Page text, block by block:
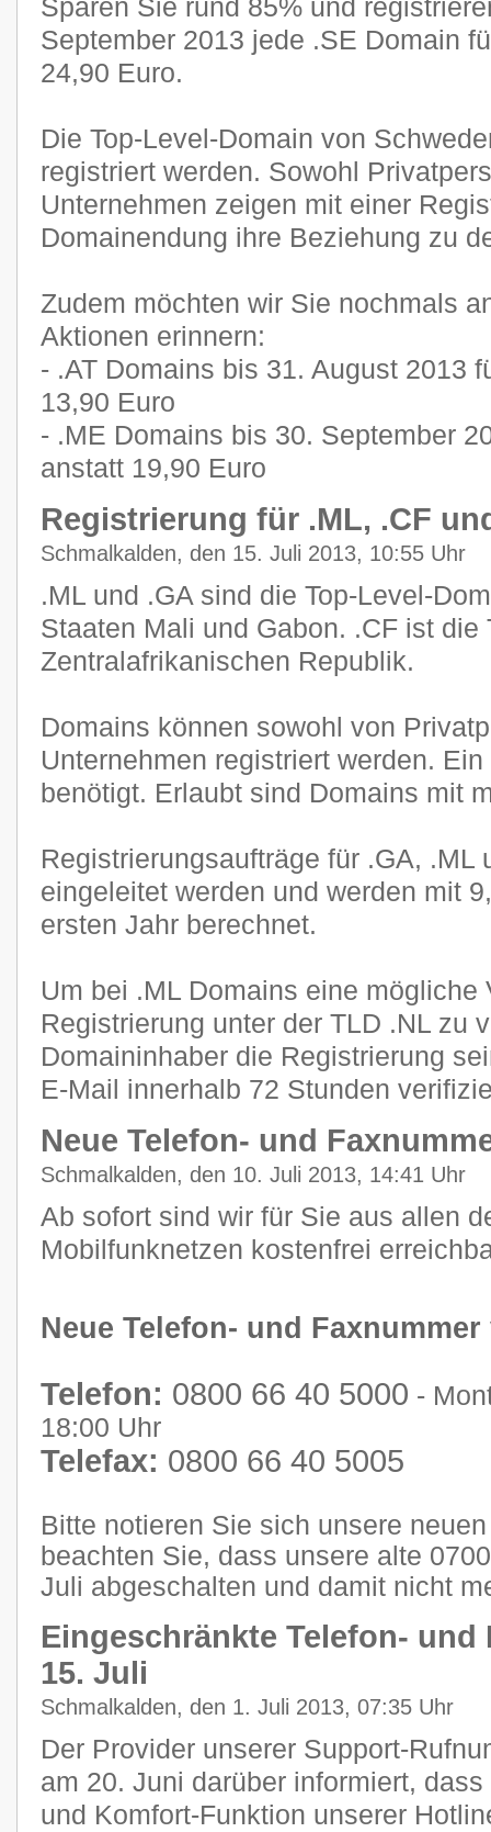
Sparen Sie rund 85% und
September 2013 jede .SE Domain
24,90 Euro.
Die Top-Level-Domain von
registriert werden. Sowohl
Unternehmen zeigen mit einer
Domainendung ihre Beziehung zu
Zudem möchten wir Sie nochmals
Aktionen erinnern:
- .AT Domains bis 31. August 2013
13,90 Euro
- .ME Domains bis 30. September
anstatt 19,90 Euro
Registrierung für .ML, .CF
Schmalkalden, den 15. Juli 2013, 10:55 Uhr
.ML und .GA sind die Top-Level-
Staaten Mali und Gabon. .CF ist die
Zentralafrikanischen Republik.
Domains können sowohl von
Unternehmen registriert werden.
benötigt. Erlaubt sind Domains mit
Registrierungsaufträge für .GA, .ML
eingeleitet werden und werden mit
ersten Jahr berechnet.
Um bei .ML Domains eine mögliche
Registrierung unter der TLD .NL zu
Domaininhaber die Registrierung
E-Mail innerhalb 72 Stunden
Neue Telefon- und
Schmalkalden, den 10. Juli 2013, 14:41 Uhr
Ab sofort sind wir für Sie aus allen
Mobilfunknetzen kostenfrei
Neue Telefon- und
Telefon: 0800 66 40 5000 -
18:00 Uhr
Telefax: 0800 66 40 5005
Bitte notieren Sie sich unsere
beachten Sie, dass unsere alte
Juli abgeschalten und damit nicht
Eingeschränkte Telefon-
15. Juli
Schmalkalden, den 1. Juli 2013, 07:35 Uhr
Der Provider unserer Support-
am 20. Juni darüber informiert,
und Komfort-Funktion unserer